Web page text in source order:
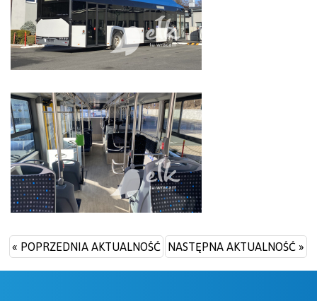
« POPRZEDNIA AKTUALNOŚĆ NASTĘPNA AKTUALNOŚĆ »